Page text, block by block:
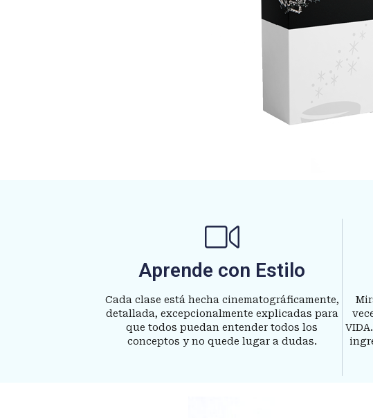
Aprende con Estilo
Cada clase está hecha cinematográficamente,
detallada, excepcionalmente explicadas para
que todos puedan entender todos los
conceptos y no quede lugar a dudas.